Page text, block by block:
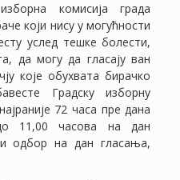
комисија града
који нису у могућности
услед тешке болести,
да могу да гласају ван
које обухвата бирачко
Градску изборну
72 часа пре дана
11,00 часова на дан
одбор на дан гласања,